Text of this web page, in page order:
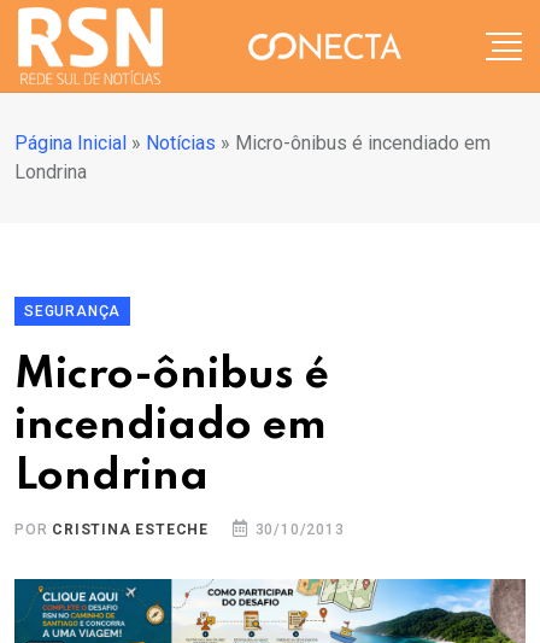
Página Inicial » Notícias » Micro-ônibus é incendiado em
Londrina
SEGURANÇA
Micro-ônibus é
incendiado em
Londrina
POR CRISTINA ESTECHE 30/10/2013